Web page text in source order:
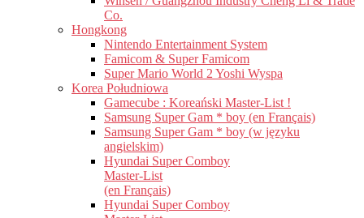
Co.
Hongkong
Nintendo Entertainment System
Famicom & Super Famicom
Super Mario World 2 Yoshi Wyspa
Korea Południowa
Gamecube : Koreański Master-List !
Samsung Super Gam * boy (en Français)
Samsung Super Gam * boy (w języku
angielskim)
Hyundai Super Comboy
Master-List
(en Français)
Hyundai Super Comboy